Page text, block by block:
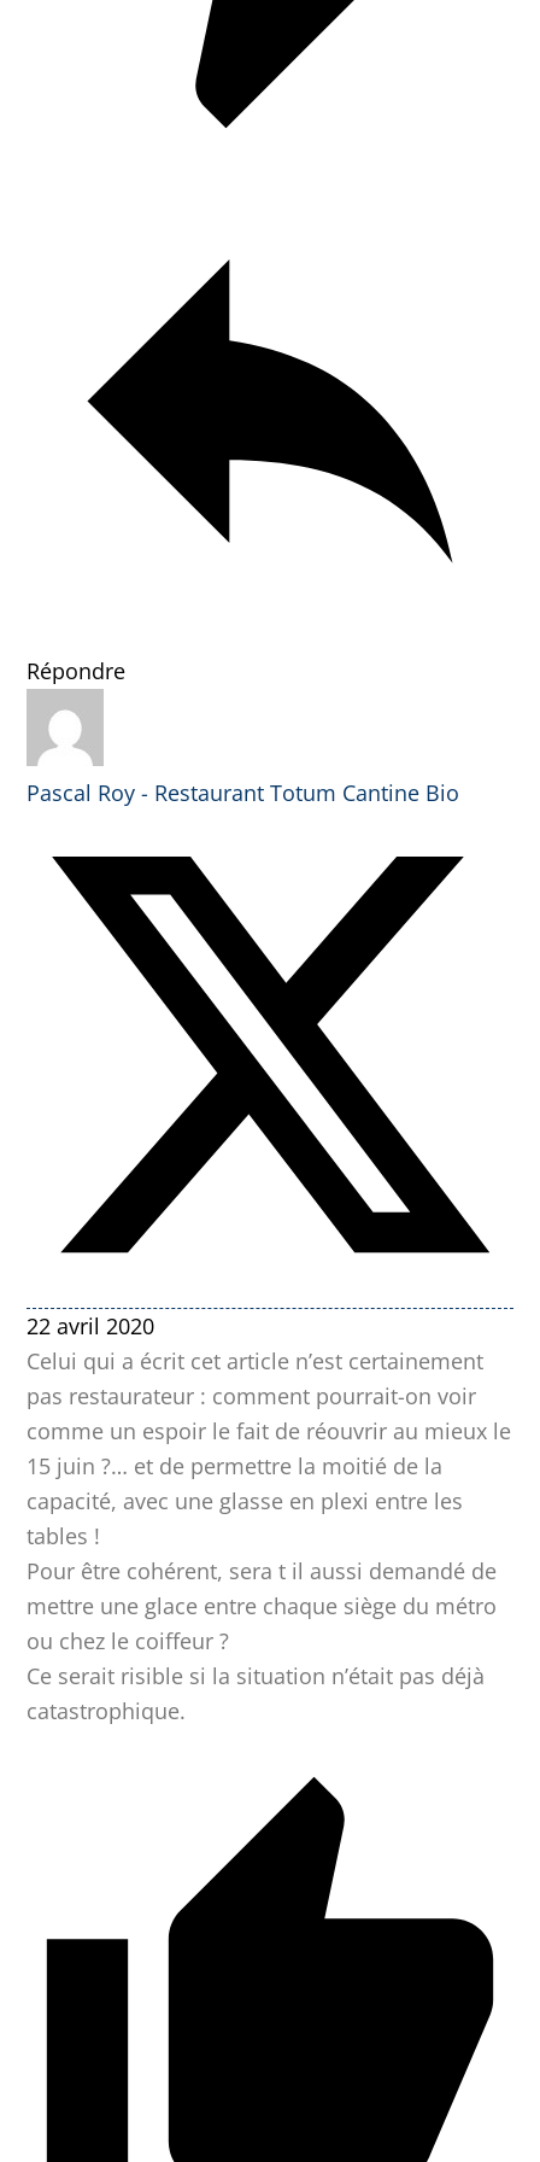
Répondre
Pascal Roy - Restaurant Totum Cantine Bio
22 avril 2020
Celui qui a écrit cet article n’est certainement
pas restaurateur : comment pourrait-on voir
comme un espoir le fait de réouvrir au mieux le
15 juin ?… et de permettre la moitié de la
capacité, avec une glasse en plexi entre les
tables !
Pour être cohérent, sera t il aussi demandé de
mettre une glace entre chaque siège du métro
ou chez le coiffeur ?
Ce serait risible si la situation n’était pas déjà
catastrophique.